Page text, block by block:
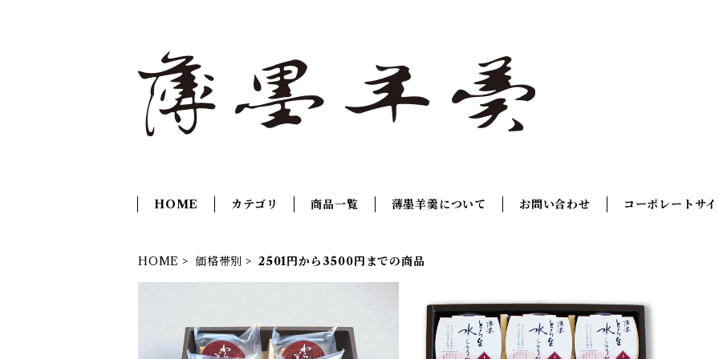
HOME カテゴリ 商品一覧 薄墨羊羹について お問い合わせ コーポレートサ
HOME 価格帯別 2501円から3500円までの商品